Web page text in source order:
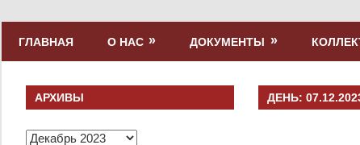
концертное
ГЛАВНАЯ О НАС ДОКУМЕНТЫ
ДЕНЬ:
АРХИВЫ
Архивы